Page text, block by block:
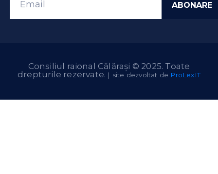
Consiliul raional Călărași © 2025. Toate
drepturile rezervate. | site dezvoltat de ProLexIT